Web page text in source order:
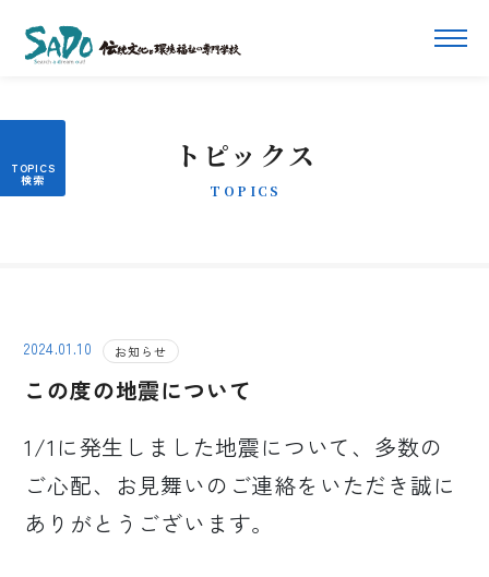
トピックス
TOPICS
2024.01.10 お知らせ
この度の地震について
1/1に発生しました地震について、多数の
ご心配、お見舞いのご連絡をいただき誠に
ありがとうございます。